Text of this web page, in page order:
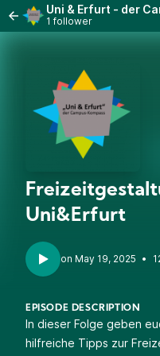
Uni & Erfurt - der
1 follower
Uni&Erfurt
•
EPISODE DESCRIPTION
In dieser Folge geben
hilfreiche Tipps zur